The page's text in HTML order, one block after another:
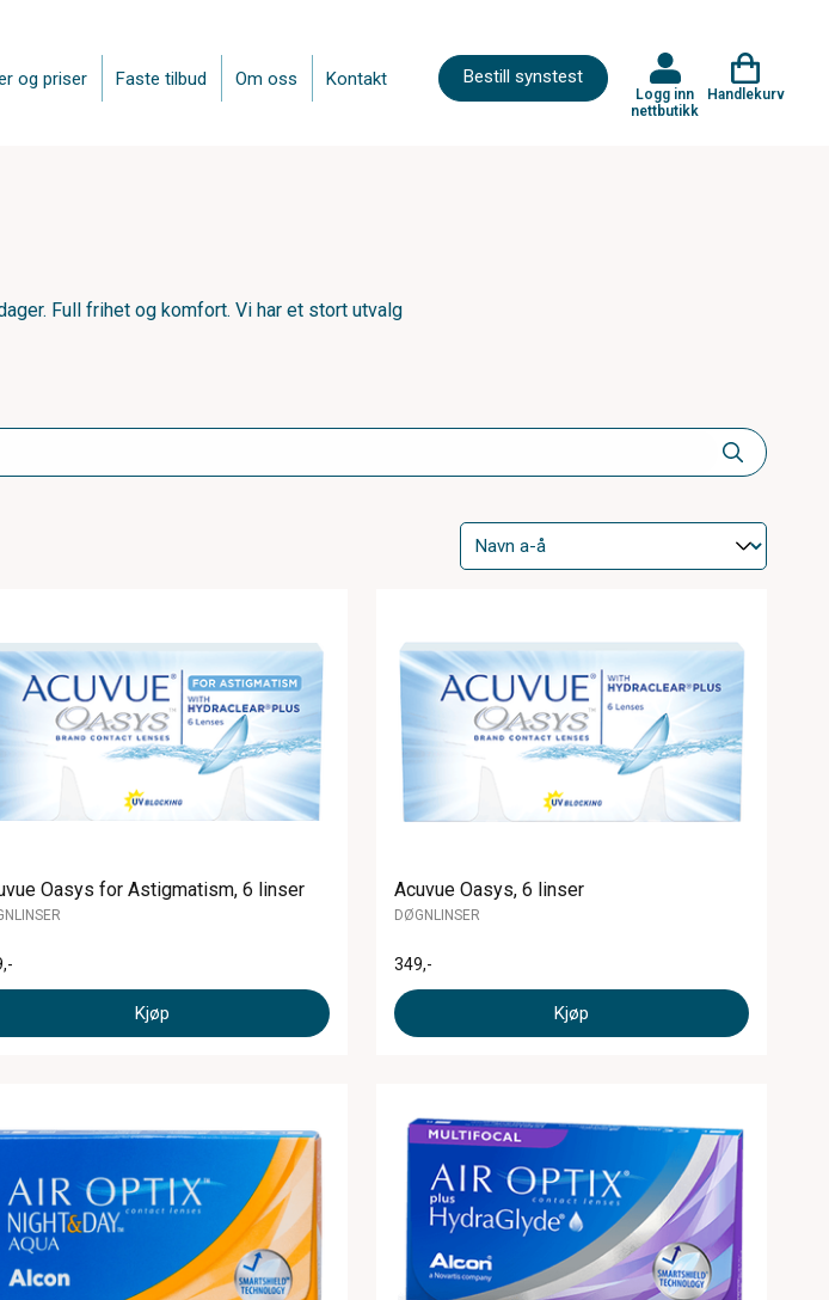
Bestill synstest
og priser Faste tilbud Om oss Kontakt
Logg inn
nettbutikk
Handlekurv
Full frihet og komfort. Vi har et stort utvalg
Oasys for Astigmatism, 6 linser
,-
Kjøp
Acuvue Oasys, 6 linser
DØGNLINSER
349,-
Kjøp